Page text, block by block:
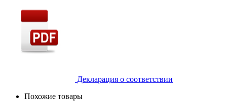
Декларация о соответствии
Похожие товары